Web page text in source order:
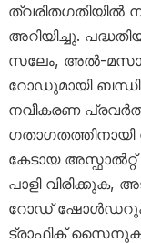
ത്വരിതഗതിയിൽ
അറിയിച്ചു.
സലേം, അൽ-
റോഡുമായി
നവീകരണ
കേടായ
പാളി
റോഡ്
ട്രാഫിക്